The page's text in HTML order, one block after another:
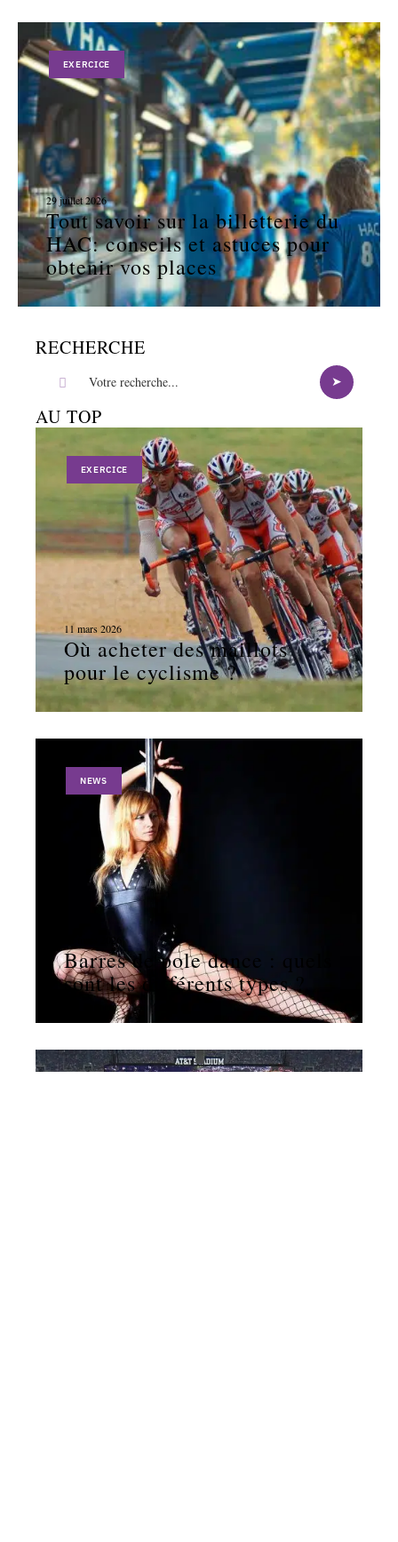
EXERCICE
29 juillet 2026
Tout savoir sur la billetterie du
HAC: conseils et astuces pour
obtenir vos places
RECHERCHE
AU TOP
EXERCICE
11 mars 2026
Où acheter des maillots
pour le cyclisme ?
NEWS
Barres de pole dance : quels
sont les différents types ?